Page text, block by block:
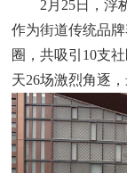
2月25日，浮
作为街道传统品
圈，共吸引10支
天26场激烈角逐